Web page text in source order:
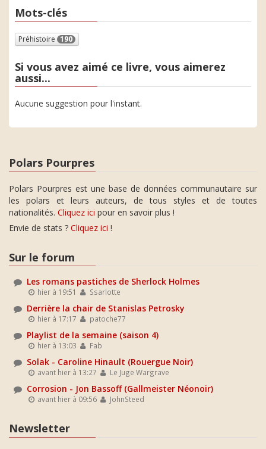
Mots-clés
Préhistoire 190
Si vous avez aimé ce livre, vous aimerez
aussi...
Aucune suggestion pour l'instant.
Polars Pourpres
Polars Pourpres est une base de données communautaire sur
les polars et leurs auteurs, de tous styles et de toutes
nationalités. Cliquez ici pour en savoir plus !
Envie de stats ? Cliquez ici !
Sur le forum
Les romans pastiches de Sherlock Holmes
hier à 19:51 Ssarlotte
Derrière la chair de Stanislas Petrosky
hier à 17:17 patoche77
Playlist de la semaine (saison 4)
hier à 13:03 Fab
Solak - Caroline Hinault (Rouergue Noir)
avant hier à 13:27 Le Juge Wargrave
Corrosion - Jon Bassoff (Gallmeister Néonoir)
avant hier à 09:56 JohnSteed
Newsletter